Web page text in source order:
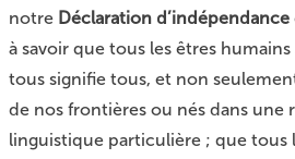
notre Déclaration d’indépendance
à savoir que tous les êtres
tous signifie tous, et non
de nos frontières ou nés dans
linguistique particulière ; que tous